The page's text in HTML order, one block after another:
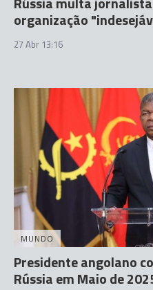
organização
27 Abr 13:16
MUNDO
Presidente angolano
Rússia em Maio de